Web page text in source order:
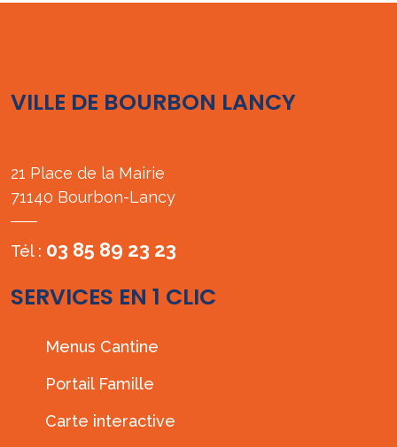
VILLE DE BOURBON LANCY
21 Place de la Mairie
71140 Bourbon-Lancy
Tél : 03 85 89 23 23
SERVICES EN 1 CLIC
Menus Cantine
Portail Famille
Carte interactive